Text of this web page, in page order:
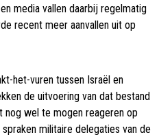
media vallen daarbij regelmatig
recent meer aanvallen uit op
het-vuren tussen Israël en
de uitvoering van dat bestand
wel te mogen reageren op
militaire delegaties van de